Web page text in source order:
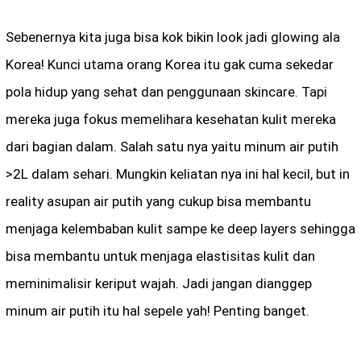
Sebenernya kita juga bisa kok bikin look jadi glowing ala
Korea! Kunci utama orang Korea itu gak cuma sekedar
pola hidup yang sehat dan penggunaan skincare. Tapi
mereka juga fokus memelihara kesehatan kulit mereka
dari bagian dalam. Salah satu nya yaitu minum air putih
>2L dalam sehari. Mungkin keliatan nya ini hal kecil, but in
reality asupan air putih yang cukup bisa membantu
menjaga kelembaban kulit sampe ke deep layers sehingga
bisa membantu untuk menjaga elastisitas kulit dan
meminimalisir keriput wajah. Jadi jangan dianggep
minum air putih itu hal sepele yah! Penting banget.